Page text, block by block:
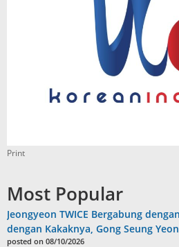
Print
Most Popular
Jeongyeon TWICE Bergabung
dengan Kakaknya, Gong Seung Yeon
posted on 08/10/2026